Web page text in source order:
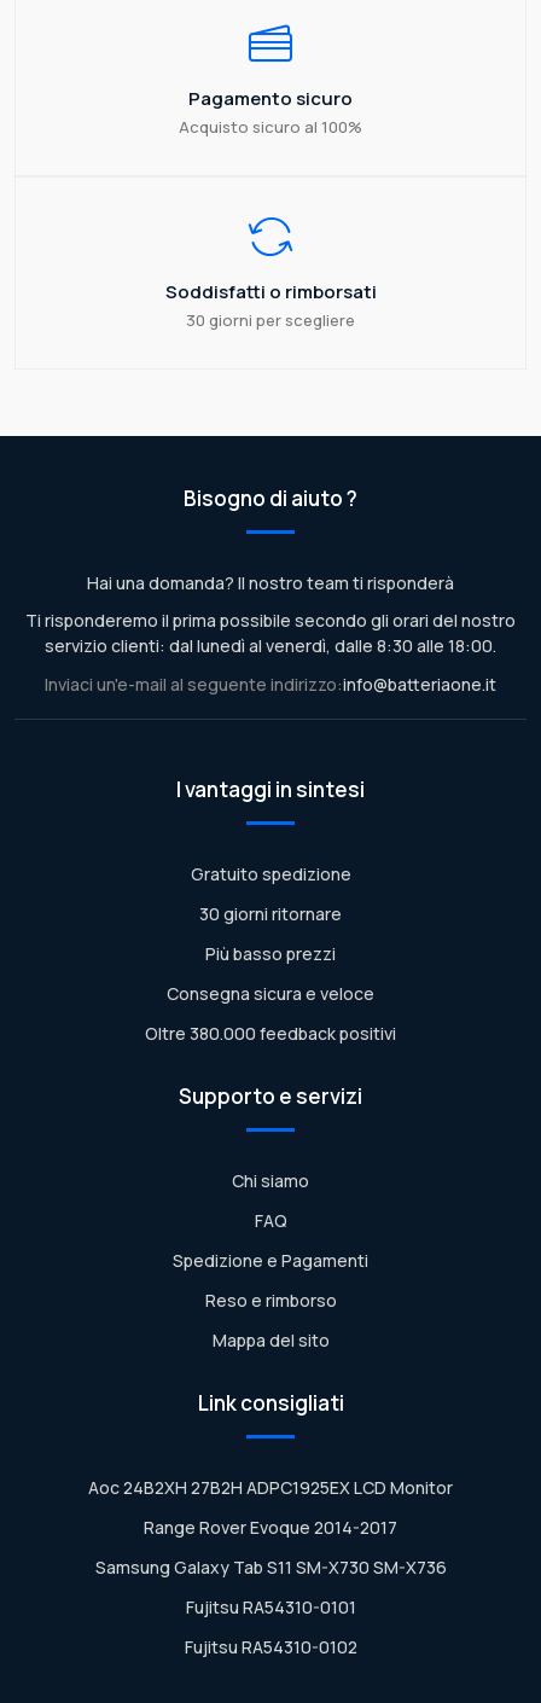
Pagamento sicuro
Acquisto sicuro al 100%
Soddisfatti o rimborsati
30 giorni per scegliere
Bisogno di aiuto ?
Hai una domanda? Il nostro team ti risponderà
Ti risponderemo il prima possibile secondo gli orari del nostro
servizio clienti: dal lunedì al venerdì, dalle 8:30 alle 18:00.
Inviaci un'e-mail al seguente indirizzo:info@batteriaone.it
I vantaggi in sintesi
Gratuito spedizione
30 giorni ritornare
Più basso prezzi
Consegna sicura e veloce
Oltre 380.000 feedback positivi
Supporto e servizi
Chi siamo
FAQ
Spedizione e Pagamenti
Reso e rimborso
Mappa del sito
Link consigliati
Aoc 24B2XH 27B2H ADPC1925EX LCD Monitor
Range Rover Evoque 2014-2017
Samsung Galaxy Tab S11 SM-X730 SM-X736
Fujitsu RA54310-0101
Fujitsu RA54310-0102